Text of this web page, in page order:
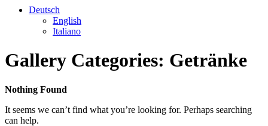
Deutsch
English
Italiano
Gallery Categories: Getränke
Nothing Found
It seems we can’t find what you’re looking for. Perhaps searching
can help.